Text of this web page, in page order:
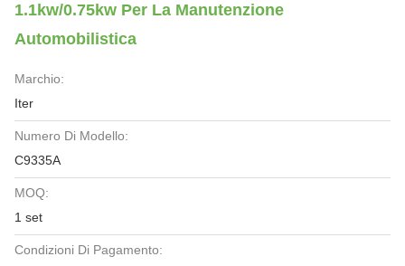
1.1kw/0.75kw Per La Manutenzione
Automobilistica
Marchio:
Iter
Numero Di Modello:
C9335A
MOQ:
1 set
Condizioni Di Pagamento: